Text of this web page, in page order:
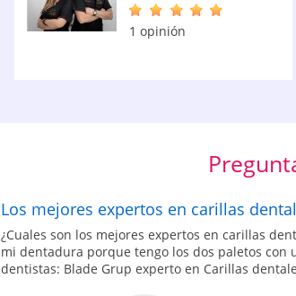
1 opinión
Los mejores expertos en carillas
¿Cuales son los mejores expertos en carillas
mi dentadura porque tengo los dos paletos con
dentistas: Blade Grup experto en Carillas